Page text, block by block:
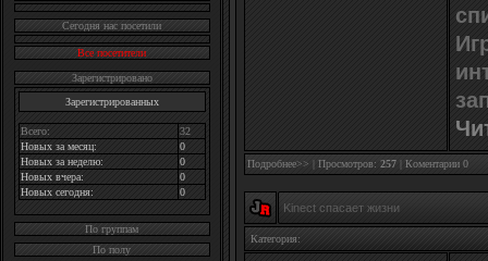
Cегодня нас посетили
Все посетители
Зарегистрировано
Зарегистрированных
Всего:
32
Новых за месяц:
0
Новых за неделю:
0
Новых вчера:
0
Новых сегодня:
0
По группам
По полу
Подробнее>> | Просмотров: 257 Коментарии 0
Kinect спасает жизни
Категория: